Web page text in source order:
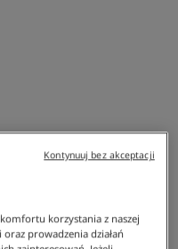
korzystania z naszej
prowadzenia działań
Kontynuuj bez akceptacji